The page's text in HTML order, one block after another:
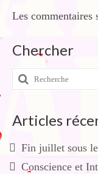
Les commentaires
Chercher
Rechercher
:
Articles
Fin juillet sous
Conscience et